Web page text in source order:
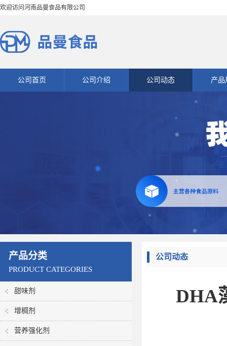
欢迎访问河南品曼食品有限公司
公司首页 公司介绍 公司动态 产品
产品分类
PRODUCT CATEGORIES
甜味剂
增稠剂
营养强化剂
公司动态
DHA